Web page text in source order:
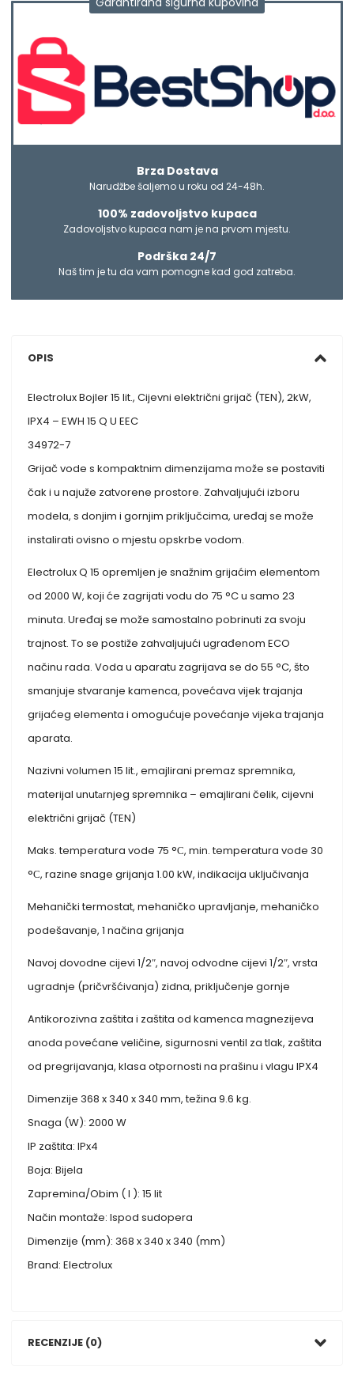
Brza Dostava
Narudžbe šaljemo u roku od 24-48h.
100% zadovoljstvo kupaca
Zadovoljstvo kupaca nam je na prvom mjestu.
Podrška 24/7
Naš tim je tu da vam pomogne kad god zatreba.
OPIS
Electrolux Bojler 15 lit., Cijevni električni grijač (TEN), 2kW,
IPX4 – EWH 15 Q U EEC
34972-7
Grijač vode s kompaktnim dimenzijama može se postaviti
čak i u najuže zatvorene prostore. Zahvaljujući izboru
modela, s donjim i gornjim priključcima, uređaj se može
instalirati ovisno o mjestu opskrbe vodom.
Electrolux Q 15 opremljen je snažnim grijaćim elementom
od 2000 W, koji će zagrijati vodu do 75 °C u samo 23
minuta. Uređaj se može samostalno pobrinuti za svoju
trajnost. To se postiže zahvaljujući ugrađenom ECO
načinu rada. Voda u aparatu zagrijava se do 55 °C, što
smanjuje stvaranje kamenca, povećava vijek trajanja
grijaćeg elementa i omogućuje povećanje vijeka trajanja
aparata.
Nazivni volumen 15 lit., emajlirani premaz spremnika,
materijal unutаrnjeg spremnika – emajlirani čelik, cijevni
električni grijač (TEN)
Maks. temperatura vode 75 °С, min. temperatura vode 30
°С, razine snage grijanja 1.00 kW, indikacija uključivanja
Mehanički termostat, mehaničko upravljanje, mehaničko
podešavanje, 1 načina grijanja
Navoj dovodne cijevi 1/2″, navoj odvodne cijevi 1/2″, vrsta
ugradnje (pričvršćivanja) zidna, priključenje gornje
Antikorozivna zaštita i zaštita od kamenca magnezijeva
anoda povećane veličine, sigurnosni ventil za tlak, zaštita
od pregrijavanja, klasa otpornosti na prašinu i vlagu IPX4
Dimenzije 368 x 340 x 340 mm, težina 9.6 kg.
Snaga (W): 2000 W
IP zaštita: IPx4
Boja: Bijela
Zapremina/Obim ( l ): 15 lit
Način montaže: Ispod sudopera
Dimenzije (mm): 368 x 340 x 340 (mm)
Brand: Electrolux
RECENZIJE (0)